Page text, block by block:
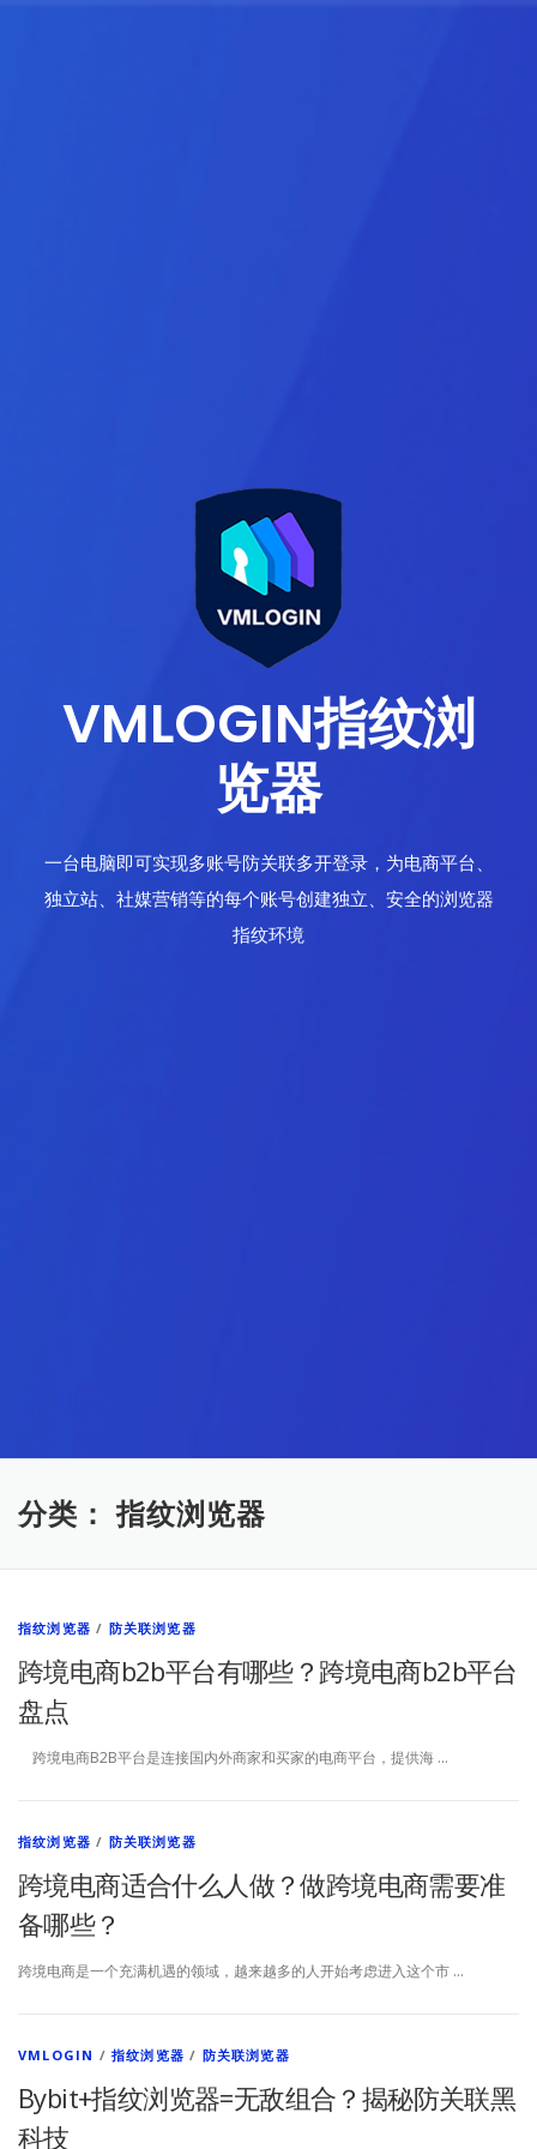
VMLOGIN指纹浏
览器
一台电脑即可实现多账号防关联多开登录，为电商平台、
独立站、社媒营销等的每个账号创建独立、安全的浏览器
指纹环境
分类：指纹浏览器
指纹浏览器 / 防关联浏览器
跨境电商b2b平台有哪些？跨境电商b2b平台
盘点
跨境电商B2B平台是连接国内外商家和买家的电商平台，提供海 …
指纹浏览器 / 防关联浏览器
跨境电商适合什么人做？做跨境电商需要准
备哪些？
跨境电商是一个充满机遇的领域，越来越多的人开始考虑进入这个市 …
VMLOGIN /指纹浏览器 / 防关联浏览器
Bybit+指纹浏览器=无敌组合？揭秘防关联黑
科技